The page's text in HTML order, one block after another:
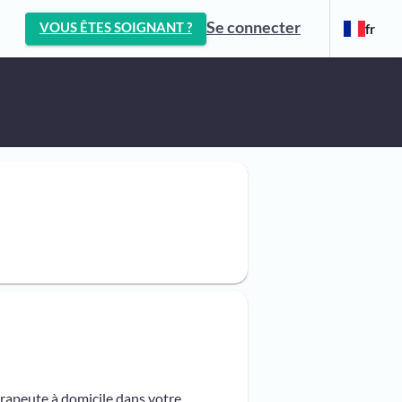
VOUS ÊTES SOIGNANT ? Se connecter fr
à domicile dans votre